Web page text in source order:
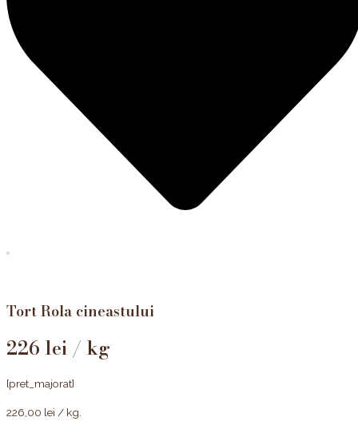
Tort Rola cineastului
226 lei / kg
[pret_majorat]
226,00 lei / kg.